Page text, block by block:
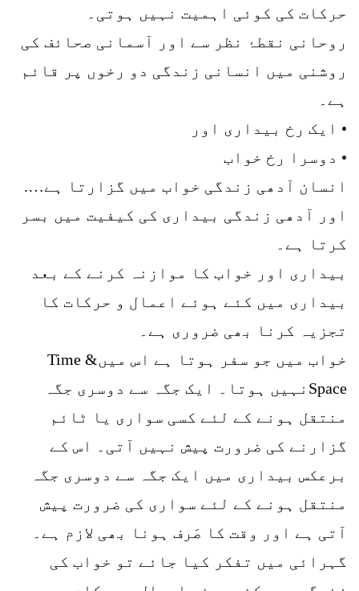
حرکات کی کوئی اہمیت نہیں ہوتی۔
روحانی نقطۂ نظر سے اور آسمانی صحائف کی
روشنی میں انسانی زندگی دو رخوں پر قائم
ہے۔
• ایک رخ بیداری اور
• دوسرا رخ خواب
انسان آدھی زندگی خواب میں گزارتا ہے….
اور آدھی زندگی بیداری کی کیفیت میں بسر
کرتا ہے۔
بیداری اور خواب کا موازنہ کرنے کے بعد
بیداری میں کئے ہوئے اعمال و حرکات کا
تجزیہ کرنا بھی ضروری ہے۔
خواب میں جو سفر ہوتا ہے اس میںTime &
Spaceنہیں ہوتا۔ ایک جگہ سے دوسری جگہ
منتقل ہونے کے لئے کسی سواری یا ٹائم
گزارنے کی ضرورت پیش نہیں آتی۔ اس کے
برعکس بیداری میں ایک جگہ سے دوسری جگہ
منتقل ہونے کے لئے سواری کی ضرورت پیش
آتی ہے اور وقت کا صَرف ہونا بھی لازم ہے۔
گہرائی میں تفکر کیا جائے تو خواب کی